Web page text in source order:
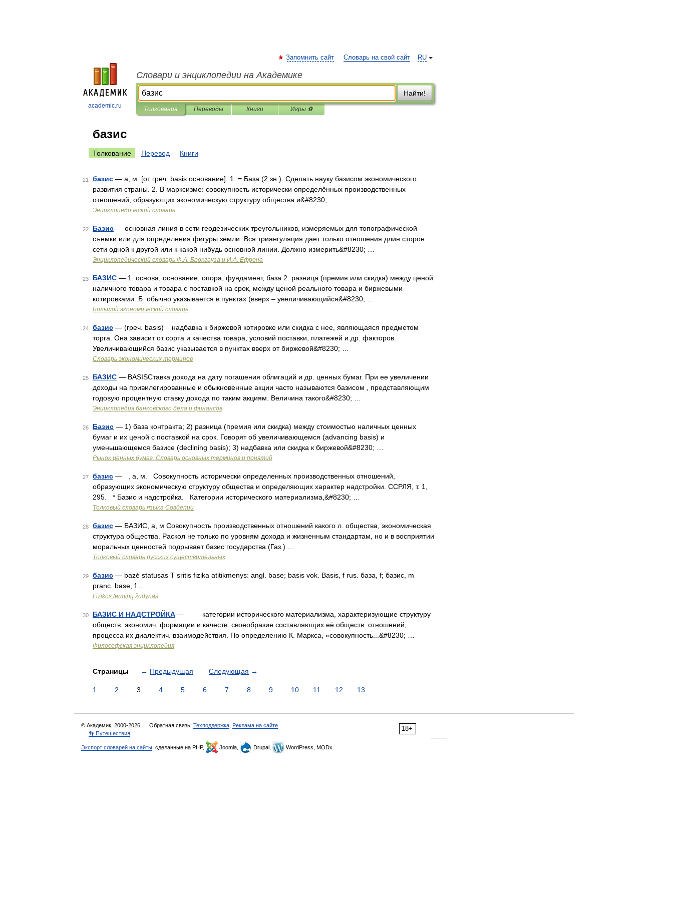
academic.ru
RU
Запомнить сайт Словарь на свой сайт
Словари и энциклопедии на Академике
Найти!
Толкования Переводы Книги Игры ⚽
базис
Толкование Перевод Книги
21 базис — а; м. [от греч. basis основание]. 1. = База (2 зн.). Сделать науку базисом экономического
развития страны. 2. В марксизме: совокупность исторически определённых производственных
отношений, образующих экономическую структуру общества и&#8230; …
Энциклопедический словарь
22 Базис — основная линия в сети геодезических треугольников, измеряемых для топографической
съемки или для определения фигуры земли. Вся триангуляция дает только отношения длин сторон
сети одной к другой или к какой нибудь основной линии. Должно измерить&#8230; …
Энциклопедический словарь Ф.А. Брокгауза и И.А. Ефрона
23 БАЗИС — 1. основа, основание, опора, фундамент, база 2. разница (премия или скидка) между ценой
наличного товара и товара с поставкой на срок, между ценой реального товара и биржевыми
котировками. Б. обычно указывается в пунктах (вверх – увеличивающийся&#8230; …
Большой экономический словарь
24 базис — (греч. basis) надбавка к биржевой котировке или скидка с нее, являющаяся предметом
торга. Она зависит от сорта и качества товара, условий поставки, платежей и др. факторов.
Увеличивающийся базис указывается в пунктах вверх от биржевой&#8230; …
Словарь экономических терминов
25 БАЗИС — BASISСтавка дохода на дату погашения облигаций и др. ценных бумаг. При ее увеличении
доходы на привилегированные и обыкновенные акции часто называются базисом , представляющим
годовую процентную ставку дохода по таким акциям. Величина такого&#8230; …
Энциклопедия банковского дела и финансов
26 Базис — 1) база контракта; 2) разница (премия или скидка) между стоимостью наличных ценных
бумаг и их ценой с поставкой на срок. Говорят об увеличивающемся (advancing basis) и
уменьшающемся базисе (declining basis); 3) надбавка или скидка к биржевой&#8230; …
Рынок ценных бумаг. Словарь основных терминов и понятий
27 базис — , а, м. Совокупность исторически определенных производственных отношений,
образующих экономическую структуру общества и определяющих характер надстройки. ССРЛЯ, т. 1,
295. * Базис и надстройка. Категории исторического материализма,&#8230; …
Толковый словарь языка Совдепии
28 базис — БАЗИС, а, м Совокупность производственных отношений какого л. общества, экономическая
структура общества. Раскол не только по уровням дохода и жизненным стандартам, но и в восприятии
моральных ценностей подрывает базис государства (Газ.) …
Толковый словарь русских существительных
29 базис — bazė statusas T sritis fizika atitikmenys: angl. base; basis vok. Basis, f rus. база, f; базис, m
pranc. base, f …
Fizikos terminų žodynas
30 БАЗИС И НАДСТРОЙКА — категории исторического материализма, характеризующие структуру
обществ. экономич. формации и качеств. своеобразие составляющих её обществ. отношений,
процесса их диалектич. взаимодействия. По определению К. Маркса, «совокупность...&#8230; …
Философская энциклопедия
Страницы ← Предыдущая Следующая →
1 2 3 4 5 6 7 8 9 10 11 12 13
18+
© Академик, 2000-2026 Обратная связь: Техподдержка Реклама на сайте
👣 Путешествия
Экспорт словарей на сайты , сделанные на PHP, Joomla, Drupal, WordPress, MODx.